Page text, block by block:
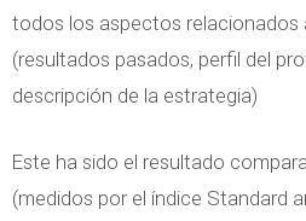
todos los aspectos relacionados
(resultados pasados, perfil del
descripción de la estrategia)
Este ha sido el resultado
(medidos por el índice Standard